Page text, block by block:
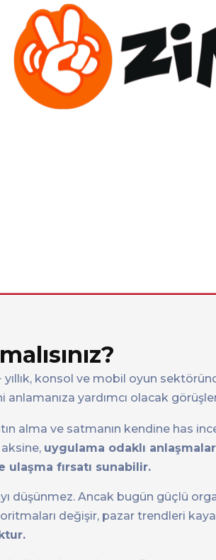
konsol ve mobil oyun
yardımcı olacak
alma ve satmanın kendine has
uygulama odaklı
fırsatı sunabilir.
düşünmez. Ancak bugün güçlü
değişir, pazar trendleri